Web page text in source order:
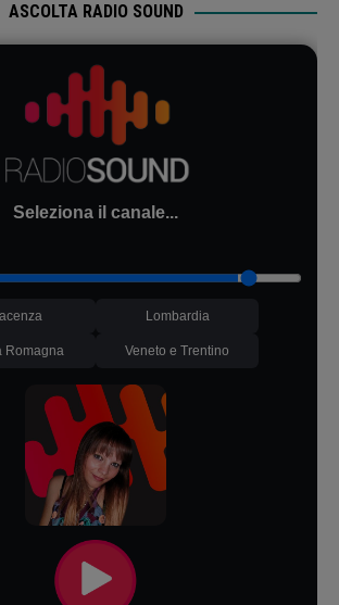
ASCOLTA RADIO SOUND
Seleziona il canale...
Lombardia
Romagna Veneto e Trentino